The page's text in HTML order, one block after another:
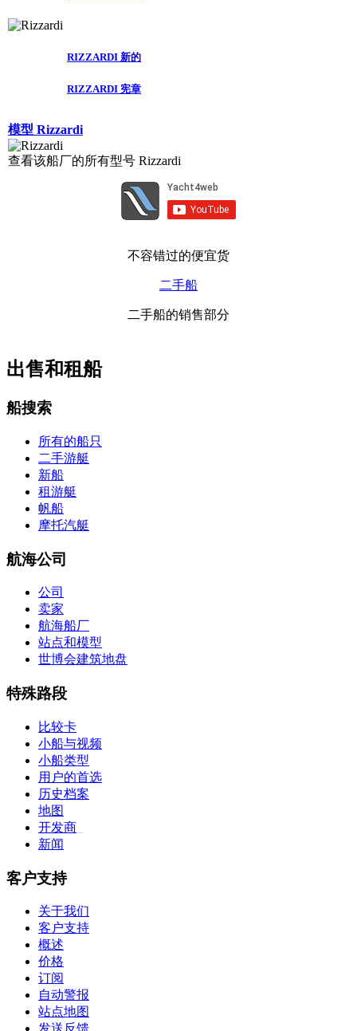
RIZZARDI 新的
RIZZARDI 宪章
模型 Rizzardi
查看该船厂的所有型号 Rizzardi
不容错过的便宜货
二手船
二手船的销售部分
出售和租船
船搜索
所有的船只
二手游艇
新船
租游艇
帆船
摩托汽艇
航海公司
公司
卖家
航海船厂
站点和模型
世博会建筑地盘
特殊路段
比较卡
小船与视频
小船类型
用户的首选
历史档案
地图
开发商
新闻
客户支持
关于我们
客户支持
概述
价格
订阅
自动警报
站点地图